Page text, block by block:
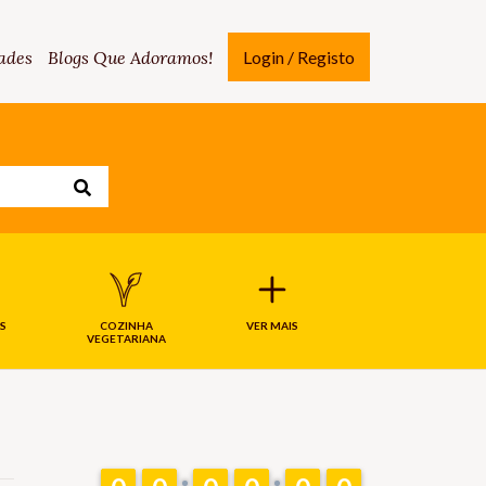
Blogs Que Adoramos! Login / Registo
COZINHA
VEGETARIANA
VER MAIS